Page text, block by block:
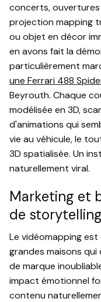
concerts,
projection mapping
ou objet en décor
en avons fait la
particulièrement
une Ferrari 488
Beyrouth. Chaque
modélisée en 3D,
d'animations qui
vie au véhicule, le
3D spatialisée. Un
naturellement viral.
Marketing et
de
Le vidéomapping
grandes maisons
de marque
impact émotionnel
contenu